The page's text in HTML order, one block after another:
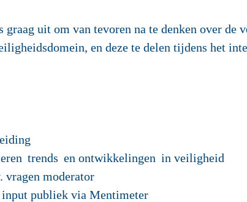
graag uit om van tevoren na te denken over de
en deze te delen tijdens het
trends en ontwikkelingen in veiligheid
vragen moderator
input publiek via Mentimeter